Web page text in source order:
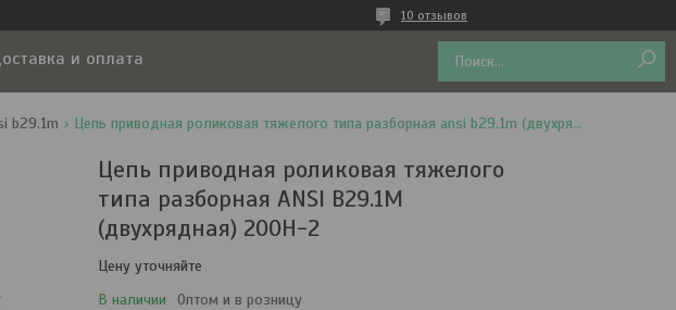
10 отзывов
и оплата
b29.1m Цепь приводная роликовая тяжелого типа разборная ansi b29.1m (двухрядная) 200h-2
Цепь приводная роликовая тяжелого
типа разборная ANSI B29.1M
(двухрядная) 200H-2
Цену уточняйте
В наличии
Оптом и в розницу